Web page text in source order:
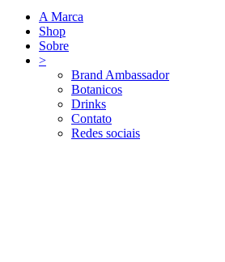
A Marca
Shop
Sobre
>
Brand Ambassador
Botanicos
Drinks
Contato
Redes sociais